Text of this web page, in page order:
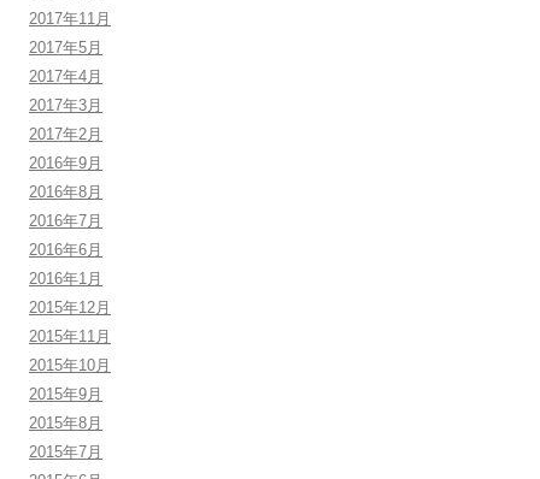
2017年11月
2017年5月
2017年4月
2017年3月
2017年2月
2016年9月
2016年8月
2016年7月
2016年6月
2016年1月
2015年12月
2015年11月
2015年10月
2015年9月
2015年8月
2015年7月